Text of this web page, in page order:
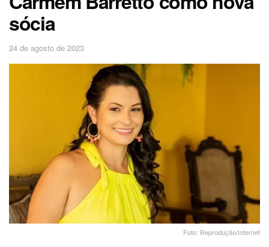
sócia
24 de agosto de 2023
Foto: Reprodução/Internet